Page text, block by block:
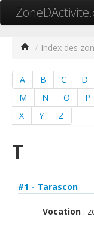
Cartographie ZA
Recherche
/ Index des
A B C D
M
N O P
X
Y Z
T
#1 - Tarascon
Vocation :